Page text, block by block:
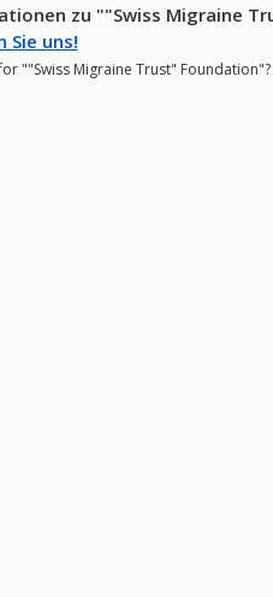
zu ""Swiss Migraine
Sie uns!
""Swiss Migraine Trust" Foundation"?